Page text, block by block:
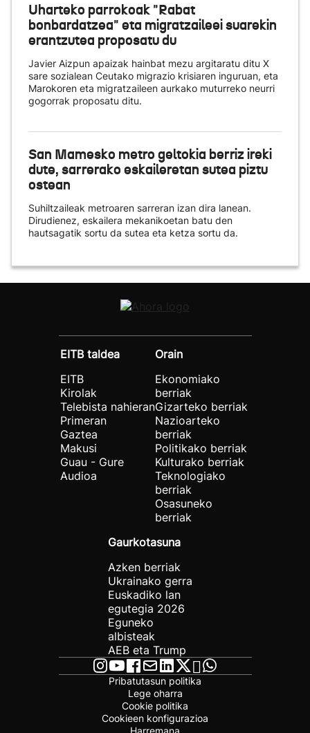
Uharteko parrokoak "Rabat
bonbardatzea" eta migratzaileei suarekin
erantzutea proposatu du
Javier Aizpun apaizak hainbat mezu argitaratu ditu X
sare sozialean Ceutako migrazio krisiaren inguruan, eta
Marokoren eta migratzaileen aurkako muturreko neurri
gogorrak proposatu ditu.
San Mamesko metro geltokia berriz ireki
dute, sarrerako eskaileretan sutea piztu
ostean
Suhiltzaileak metroaren sarreran izan dira lanean.
Dirudienez, eskailera mekanikoetan batu den
hautsagatik sortu da sutea eta ketza sortu da.
EITB taldea
EITB
Kirolak
Telebista nahieran
Primeran
Gaztea
Makusi
Guau - Gure
Audioa
Orain
Ekonomiako
berriak
Gizarteko berriak
Nazioarteko
berriak
Politikako berriak
Kulturako berriak
Teknologiako
berriak
Osasuneko
berriak
Gaurkotasuna
Azken berriak
Ukrainako gerra
Euskadiko lan
egutegia 2026
Eguneko
albisteak
AEB eta Trump
Pribatutasun politika
Lege oharra
Cookie politika
Cookieen konfigurazioa
Harremana